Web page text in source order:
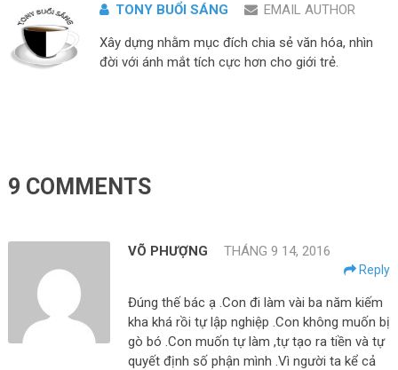
TONY BUỔI SÁNG EMAIL AUTHOR
Xây dựng nhằm mục đích chia sẻ văn hóa, nhìn
đời với ánh mắt tích cực hơn cho giới trẻ.
9 COMMENTS
VÕ PHƯỢNG THÁNG 9 14, 2016
Reply
Đúng thế bác ạ .Con đi làm vài ba năm kiếm
kha khá rồi tự lập nghiệp .Con không muốn bị
gò bó .Con muốn tự làm ,tự tạo ra tiền và tự
quyết định số phận mình .Vì người ta kể cả